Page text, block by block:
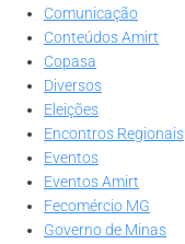
Comunicação
Conteúdos Amirt
Copasa
Diversos
Eleições
Encontros Regionais
Eventos
Eventos Amirt
Fecomércio MG
Governo de Minas